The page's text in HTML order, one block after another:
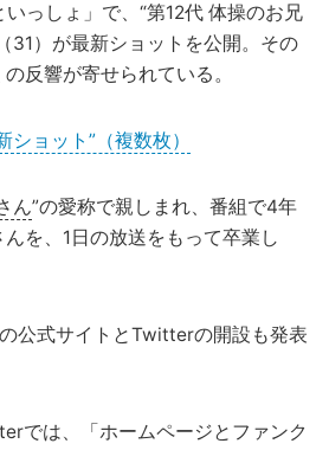
いっしょ」で、“第12代 体操のお兄
（31）が最新ショットを公開。その
反響が寄せられている。
ショット”（複数枚）
ん”の愛称で親しまれ、番組で4年
を、1日の放送をもって卒業し
公式サイトとTwitterの開設も発表
では、「ホームページとファンク